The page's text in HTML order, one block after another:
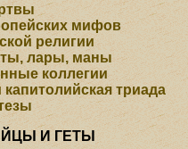
мифов
религии
лары, маны
коллегии
триада
И ГЕТЫ